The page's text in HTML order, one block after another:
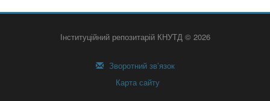
Інституційний репозитарій КНУТД © 2026
Зворотний зв’язок
Карта сайту